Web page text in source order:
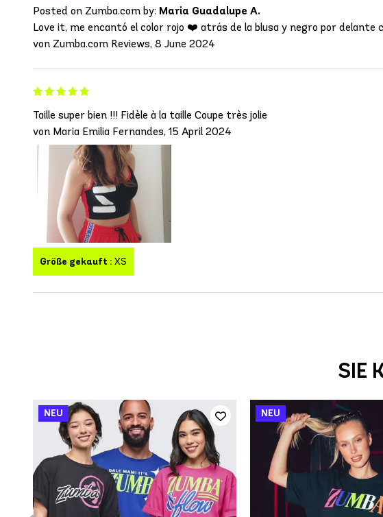
Posted on Zumba.com by: Maria Guadalupe A.
Love it, me encantó el color rojo ❤️ atrás de la blusa y negro por delante
von Zumba.com Reviews, 8 June 2024
Taille super bien !!! Fidèle à la taille Coupe très jolie
von Maria Emilia Fernandes, 15 April 2024
Größe gekauft : XS
SIE